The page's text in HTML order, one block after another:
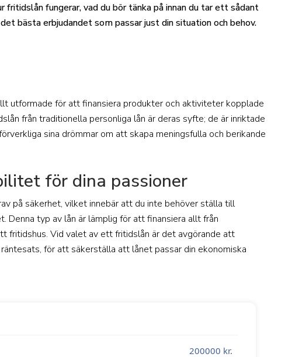
fungerar, vad du bör tänka på innan du tar ett sådant
bästa erbjudandet som passar just din situation och behov.
utformade för att finansiera produkter och aktiviteter kopplade
från traditionella personliga lån är deras syfte; de är inriktade
sina drömmar om att skapa meningsfulla och berikande
för dina passioner
på säkerhet, vilket innebär att du inte behöver ställa till
typ av lån är lämplig för att finansiera allt från
fritidshus. Vid valet av ett fritidslån är det avgörande att
för att säkerställa att lånet passar din ekonomiska
200000 kr.